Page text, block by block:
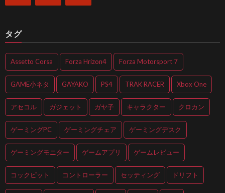
タグ
Assetto Corsa Forza Hrizon4 Forza Motorsport 7
GAME小ネタ GAYAKO PS4 TRAK RACER Xbox One
アセコル ガジェット ガヤ子 キャラクター クロカン
ゲーミングPC ゲーミングチェア ゲーミングデスク
ゲーミングモニター ゲームアプリ ゲームレビュー
コックピット コントローラー セッティング ドリフト